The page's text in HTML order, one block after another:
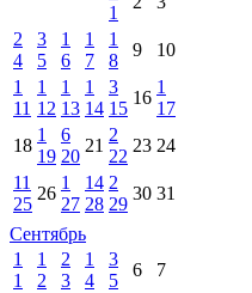
1
2
4
3
5
1
6
1
7
1
8
9
10
1
11
1
12
1
13
1
14
3
15
16
1
17
18
1
19
6
20
21
2
22
23 24
11
25
26
1
27
14
28
2
29
30 31
Сентябрь
1
1
1
2
2
3
1
4
3
5
6
7